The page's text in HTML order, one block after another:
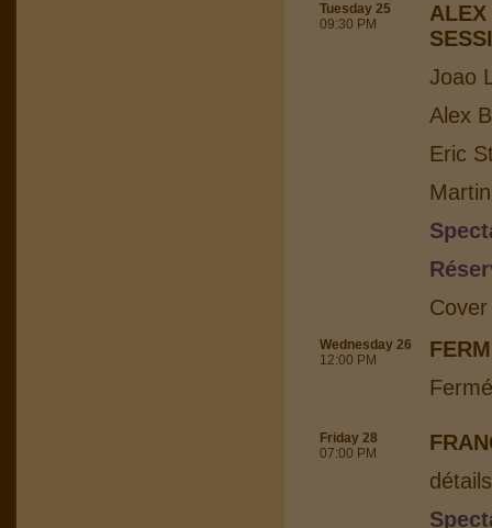
Tuesday 25
09:30 PM
Joao
Alex
Eric
Wednesday 26
12:00 PM
Friday 28
07:00 PM